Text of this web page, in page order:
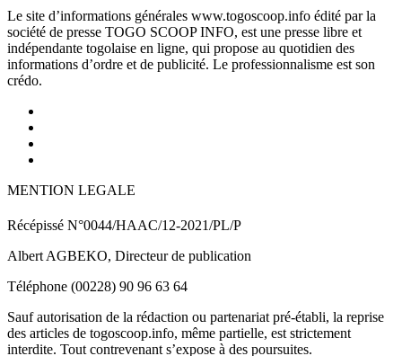
Le site d’informations générales www.togoscoop.info édité par la
société de presse TOGO SCOOP INFO, est une presse libre et
indépendante togolaise en ligne, qui propose au quotidien des
informations d’ordre et de publicité. Le professionnalisme est son
crédo.
MENTION LEGALE
Récépissé N°0044/HAAC/12-2021/PL/P
Albert AGBEKO, Directeur de publication
Téléphone (00228) 90 96 63 64
Sauf autorisation de la rédaction ou partenariat pré-établi, la reprise
des articles de togoscoop.info, même partielle, est strictement
interdite. Tout contrevenant s’expose à des poursuites.